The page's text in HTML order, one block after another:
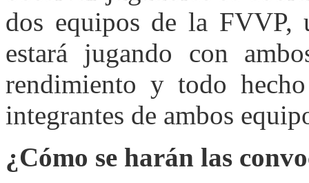
dos equipos de la FVVP,
estará jugando con
rendimiento y todo
integrantes de ambos
¿Cómo se harán las